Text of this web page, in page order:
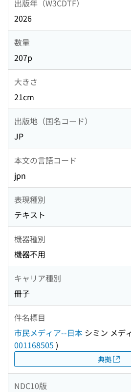
出版年（W3CDTF）
2026
数量
207p
大きさ
21cm
出版地（国名コード）
JP
本文の言語コード
jpn
表現種別
テキスト
機器種別
機器不用
キャリア種別
冊子
件名標目
市民メディア--日本 シミン メデ
001168505 )
典拠
NDC10版